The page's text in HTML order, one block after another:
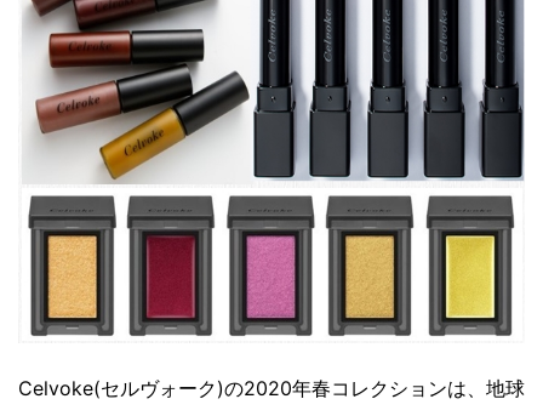
Celvoke(セルヴォーク)の2020年春コレクションは、地球